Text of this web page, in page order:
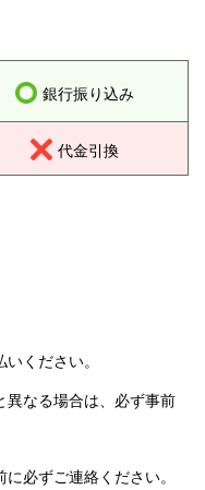
銀行振り込み
代金引換
ください。
異なる場合は、必ず事前
必ずご連絡ください。